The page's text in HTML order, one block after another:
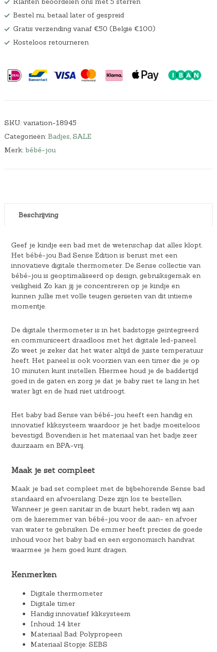
a
s
:
€
9
9
.
Bestel nu, betaal later of gespreid
Gratis verzending vanaf €50 (België €100)
Kosteloos retourneren
SKU: variation-18945
Categorieën: Badjes, SALE
Merk: bébé-jou
Beschrijving
Geef je kindje een bad met de wetenschap dat alles klopt.
Het bébé-jou Bad Sense Edition is berust met een
innovatieve digitale thermometer. De Sense collectie van
bébé-jou is geoptimaliseerd op design, gebruiksgemak en
veiligheid. Zo kan jij je concentreren op je kindje en
kunnen jullie met volle teugen genieten van dit intieme
momentje.
De digitale thermometer is in het badstopje geïntegreerd
en communiceert draadloos met het digitale led-paneel.
Zo weet je zeker dat het water altijd de juiste temperatuur
heeft. Het paneel is ook voorzien van een timer die je op
10 minuten kunt instellen. Hiermee houd je de baddertijd
goed in de gaten en zorg je dat je baby niet te lang in het
water ligt en de huid niet uitdroogt.
Het baby bad Sense van bébé-jou heeft een handig en
innovatief kliksysteem waardoor je het badje moeiteloos
bevestigd. Bovendien is het materiaal van het badje zeer
duurzaam en BPA-vrij.
Maak je set compleet
Maak je bad set compleet met de bijbehorende Sense bad
standaard en afvoerslang. Deze zijn los te bestellen.
Wanneer je geen sanitair in de buurt hebt, raden wij aan
om de luieremmer van bébé-jou voor de aan- en afvoer
van water te gebruiken. De emmer heeft precies de goede
inhoud voor het baby bad en een ergonomisch handvat
waarmee je hem goed kunt dragen.
Kenmerken
Digitale thermometer
Digitale timer
Handig innovatief kliksysteem
Inhoud: 14 liter
Materiaal Bad: Polypropeen
Materiaal Stopje: SEBS